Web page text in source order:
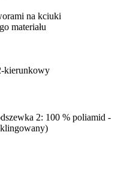
na kciuki
materiału
kierunkowy
2: 100 % poliamid -